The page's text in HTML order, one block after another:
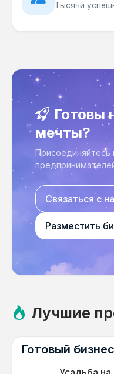
Тысячи
Готовы
мечты?
Присоединяйтесь
Связаться с
Разместить
Лучшие
Готовый бизнес